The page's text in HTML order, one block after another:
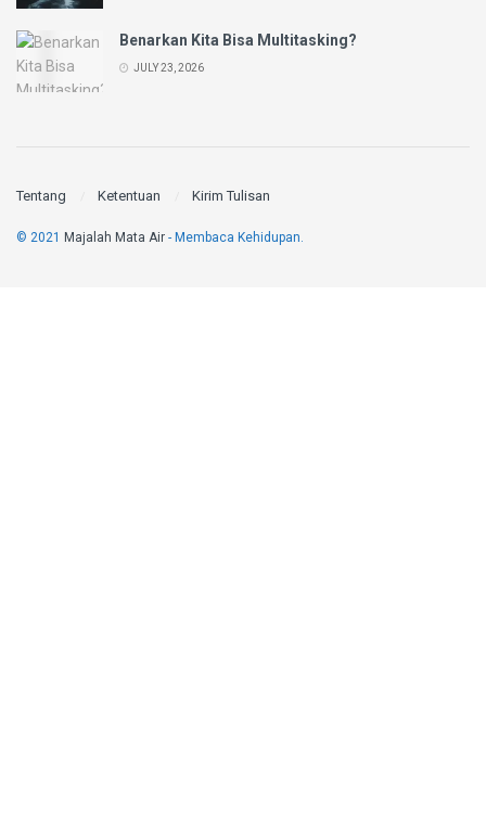
Benarkan Kita Bisa Multitasking?
JULY 23, 2026
Tentang Ketentuan Kirim Tulisan
© 2021 Majalah Mata Air - Membaca Kehidupan.